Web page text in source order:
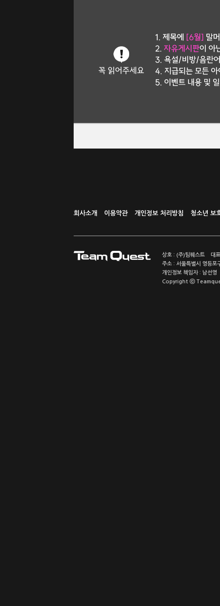
회사소개 이용약관 개인정보 처리방침 청소년 보
상호 : (주)팀퀘스트 대
주소 : 서울특별시 영등
개인정보 책임자 : 남
Copyright ⓒ